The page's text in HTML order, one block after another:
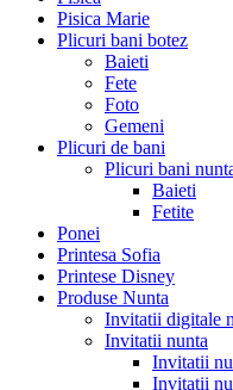
Pisica Marie
Plicuri bani botez
Baieti
Fete
Foto
Gemeni
Plicuri de bani
Plicuri bani
Baieti
Fetite
Ponei
Printesa Sofia
Printese Disney
Produse Nunta
Invitatii digitale
Invitatii nunta
Invitatii
Invitatii